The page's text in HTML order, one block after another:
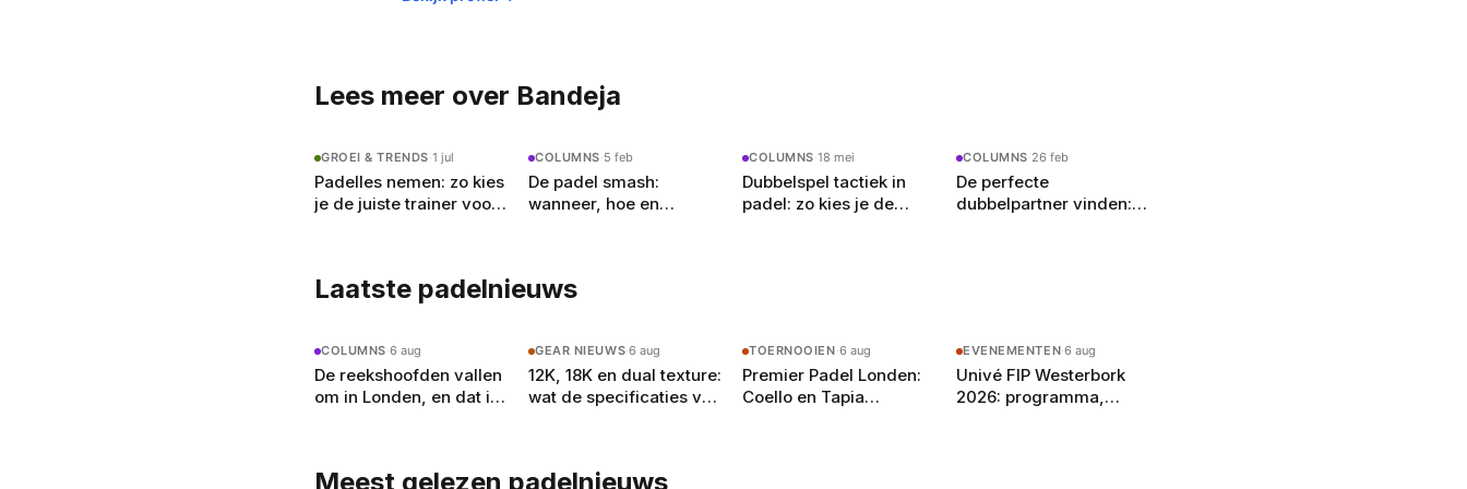
Lees meer over Bandeja
GROEI & TRENDS·1 jul
Padelles nemen: zo kies
je de juiste trainer voor
COLUMNS·5 feb
De padel smash:
wanneer, hoe en
COLUMNS·18 mei
Dubbelspel tactiek in
padel: zo kies je de
COLUMNS·26 feb
De perfecte
dubbelpartner vinden:
Laatste padelnieuws
COLUMNS·6 aug
De reekshoofden vallen
om in Londen, en dat is
GEAR NIEUWS·6 aug
12K, 18K en dual texture:
wat de specificaties van
TOERNOOIEN·6 aug
Premier Padel Londen:
Coello en Tapia
EVENEMENTEN·6 aug
Univé FIP Westerbork
2026: programma,
Meest gelezen padelnieuws